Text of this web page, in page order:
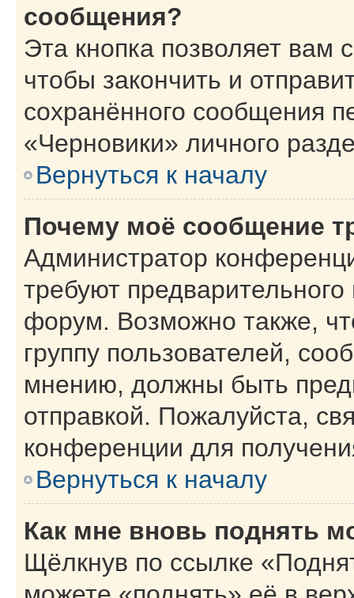
сообщения?
Эта кнопка позволяет вам
чтобы закончить и
сохранённого сообщения
«Черновики» личного
Вернуться к началу
Почему моё сообщение
Администратор
требуют
форум. Возможно также,
группу пользователей,
мнению, должны быть
отправкой. Пожалуйста,
конференции для
Вернуться к началу
Как мне вновь поднять
Щёлкнув по ссылке